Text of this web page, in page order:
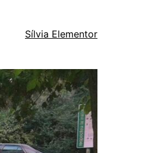
Sílvia Elementor